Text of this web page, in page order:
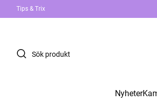
Tips & Trix
Nyheter